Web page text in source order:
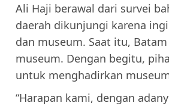
Ali Haji berawal dari survei
daerah dikunjungi karena
dan museum. Saat itu,
museum. Dengan begitu,
untuk menghadirkan
“Harapan kami, dengan